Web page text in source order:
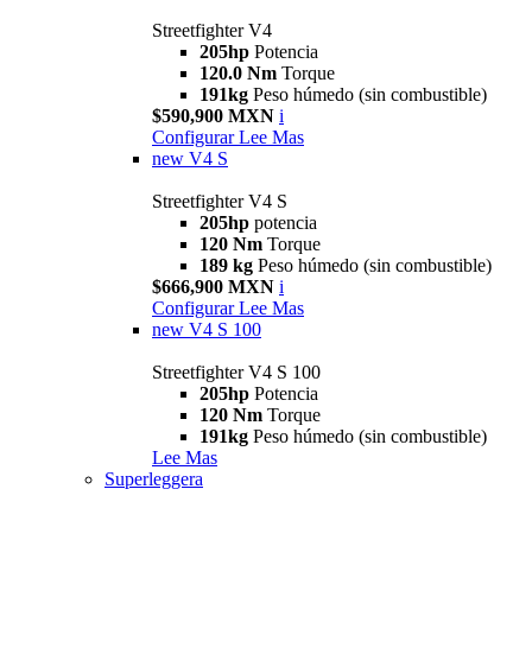
Streetfighter V4
205hp Potencia
120.0 Nm Torque
191kg Peso húmedo (sin combustible)
$590,900 MXN i
Configurar Lee Mas
new V4 S
Streetfighter V4 S
205hp potencia
120 Nm Torque
189 kg Peso húmedo (sin combustible)
$666,900 MXN i
Configurar Lee Mas
new V4 S 100
Streetfighter V4 S 100
205hp Potencia
120 Nm Torque
191kg Peso húmedo (sin combustible)
Lee Mas
Superleggera